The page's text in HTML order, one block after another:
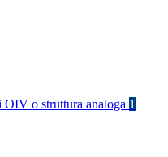
OIV o struttura analoga 1